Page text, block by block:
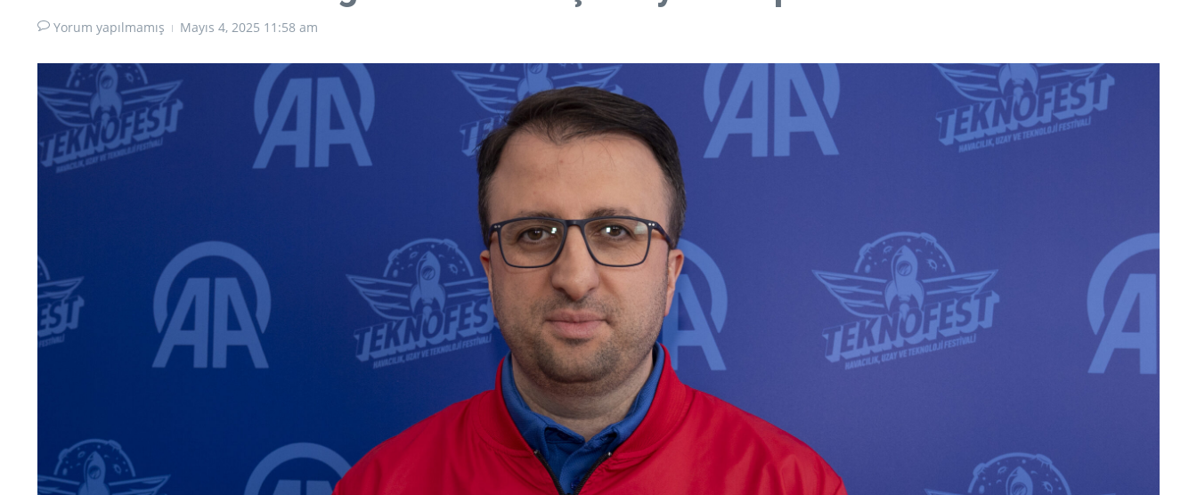
Yorum yapılmamış Mayıs 4, 2025 11:58 am